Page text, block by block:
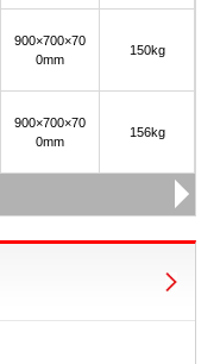
900×700×70
0mm
150kg
900×700×70
0mm
156kg